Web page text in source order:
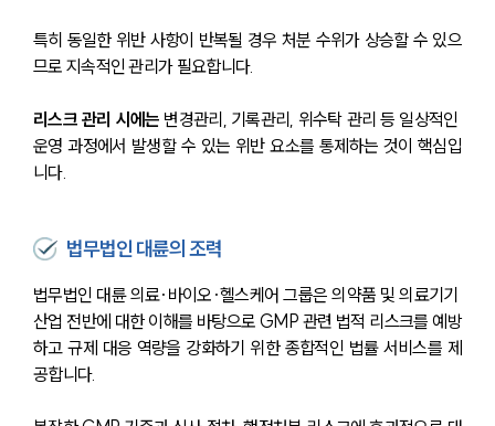
특히 동일한 위반 사항이 반복될 경우 처분 수위가 상승할 수 있으
므로 지속적인 관리가 필요합니다.
리스크 관리 시에는 변경관리, 기록관리, 위수탁 관리 등 일상적인
운영 과정에서 발생할 수 있는 위반 요소를 통제하는 것이 핵심입
니다.
법무법인 대륜의 조력
법무법인 대륜 의료·바이오·헬스케어 그룹은 의약품 및 의료기기
산업 전반에 대한 이해를 바탕으로 GMP 관련 법적 리스크를 예방
하고 규제 대응 역량을 강화하기 위한 종합적인 법률 서비스를 제
공합니다.